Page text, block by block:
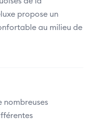
propose un
au milieu de
nombreuses